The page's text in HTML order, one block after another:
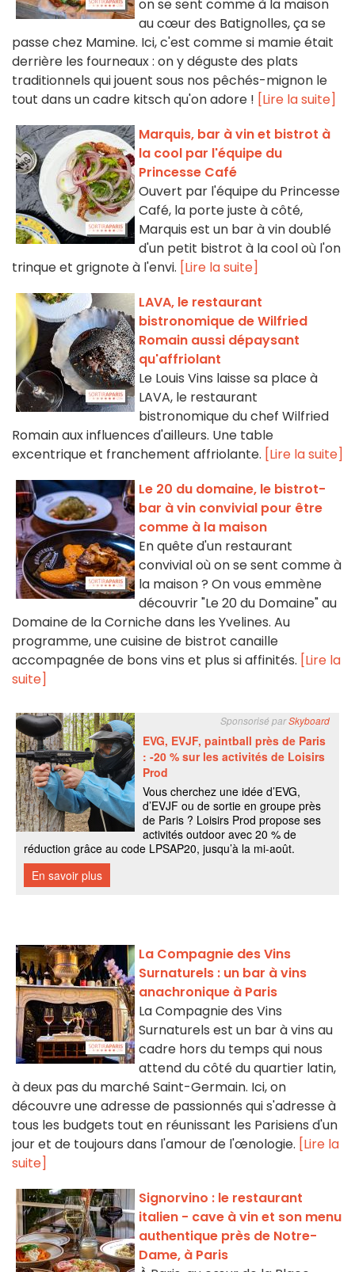
on se sent comme à la maison
au cœur des Batignolles, ça se
passe chez Mamine. Ici, c'est comme si mamie était
derrière les fourneaux : on y déguste des plats
traditionnels qui jouent sous nos pêchés-mignon le
tout dans un cadre kitsch qu'on adore ! [Lire la suite]
Marquis, bar à vin et bistrot à
la cool par l'équipe du
Princesse Café
Ouvert par l'équipe du Princesse
Café, la porte juste à côté,
Marquis est un bar à vin doublé
d'un petit bistrot à la cool où l'on
trinque et grignote à l'envi. [Lire la suite]
LAVA, le restaurant
bistronomique de Wilfried
Romain aussi dépaysant
qu'affriolant
Le Louis Vins laisse sa place à
LAVA, le restaurant
bistronomique du chef Wilfried
Romain aux influences d'ailleurs. Une table
excentrique et franchement affriolante. [Lire la suite]
Le 20 du domaine, le bistrot-
bar à vin convivial pour être
comme à la maison
En quête d'un restaurant
convivial où on se sent comme à
la maison ? On vous emmène
découvrir "Le 20 du Domaine" au
Domaine de la Corniche dans les Yvelines. Au
programme, une cuisine de bistrot canaille
accompagnée de bons vins et plus si affinités. [Lire la
suite]
La Compagnie des Vins
Surnaturels : un bar à vins
anachronique à Paris
La Compagnie des Vins
Surnaturels est un bar à vins au
cadre hors du temps qui nous
attend du côté du quartier latin,
à deux pas du marché Saint-Germain. Ici, on
découvre une adresse de passionnés qui s'adresse à
tous les budgets tout en réunissant les Parisiens d'un
jour et de toujours dans l'amour de l'œnologie. [Lire la
suite]
Signorvino : le restaurant
italien - cave à vin et son menu
authentique près de Notre-
Dame, à Paris